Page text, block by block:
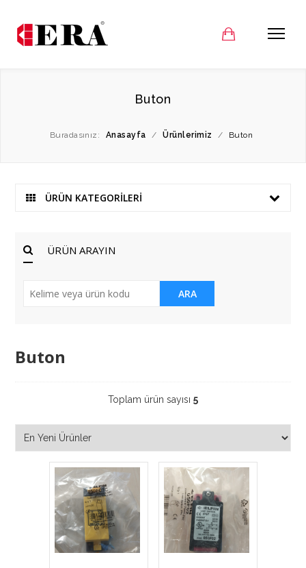
Buton
Buradasınız: Anasayfa / Ürünlerimiz / Buton
ÜRÜN KATEGORİLERİ
ÜRÜN ARAYIN
ARA
Buton
Toplam ürün sayısı 5